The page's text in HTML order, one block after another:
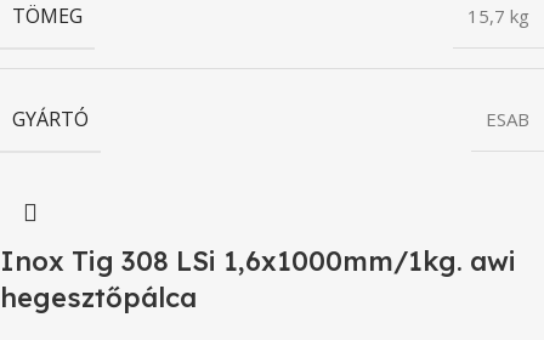
TÖMEG 15,7 kg
GYÁRTÓ ESAB
Inox Tig 308 LSi 1,6x1000mm/1kg. awi
hegesztőpálca